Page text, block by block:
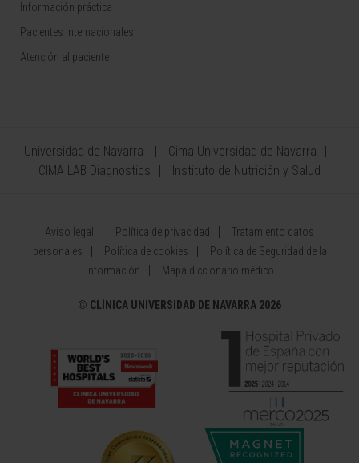
Información práctica
Pacientes internacionales
Atención al paciente
Universidad de Navarra
Cima Universidad de Navarra
CIMA LAB Diagnostics
Instituto de Nutrición y Salud
Aviso legal Política de privacidad
Tratamiento datos
personales
Política de cookies
Política de Seguridad de la
Información
Mapa diccionario médico
© CLÍNICA UNIVERSIDAD DE NAVARRA 2026